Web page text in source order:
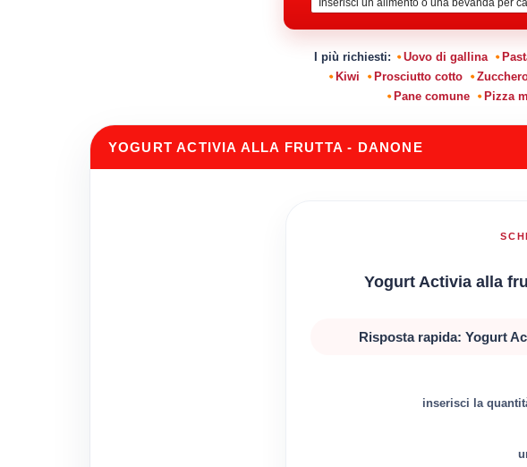
I più richiesti: Uovo di gallina
Kiwi
Prosciutto cotto
Pane comune
Pizza
YOGURT ACTIVIA ALLA FRUTTA - DANONE
Yogurt Activia alla
Risposta rapida: Yogurt
inserisci la